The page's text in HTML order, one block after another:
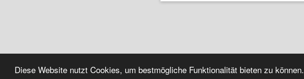
Diese Website nutzt Cookies, um bestmögliche Funktionalität bieten zu können.